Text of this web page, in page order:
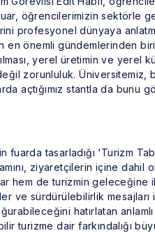
öğrencilerimizin sektörle
profesyonel dünyaya
en önemli gündemlerinden
yerel üretimin ve yerel
zorunluluk. Üniversitemiz,
açtığımız stantla da bunu
tasarladığı ‘Turizm
ziyaretçilerin içine dahil
hem de turizmin geleceğine
ve sürdürülebilirlik
hatırlatan
turizme dair farkındalığı